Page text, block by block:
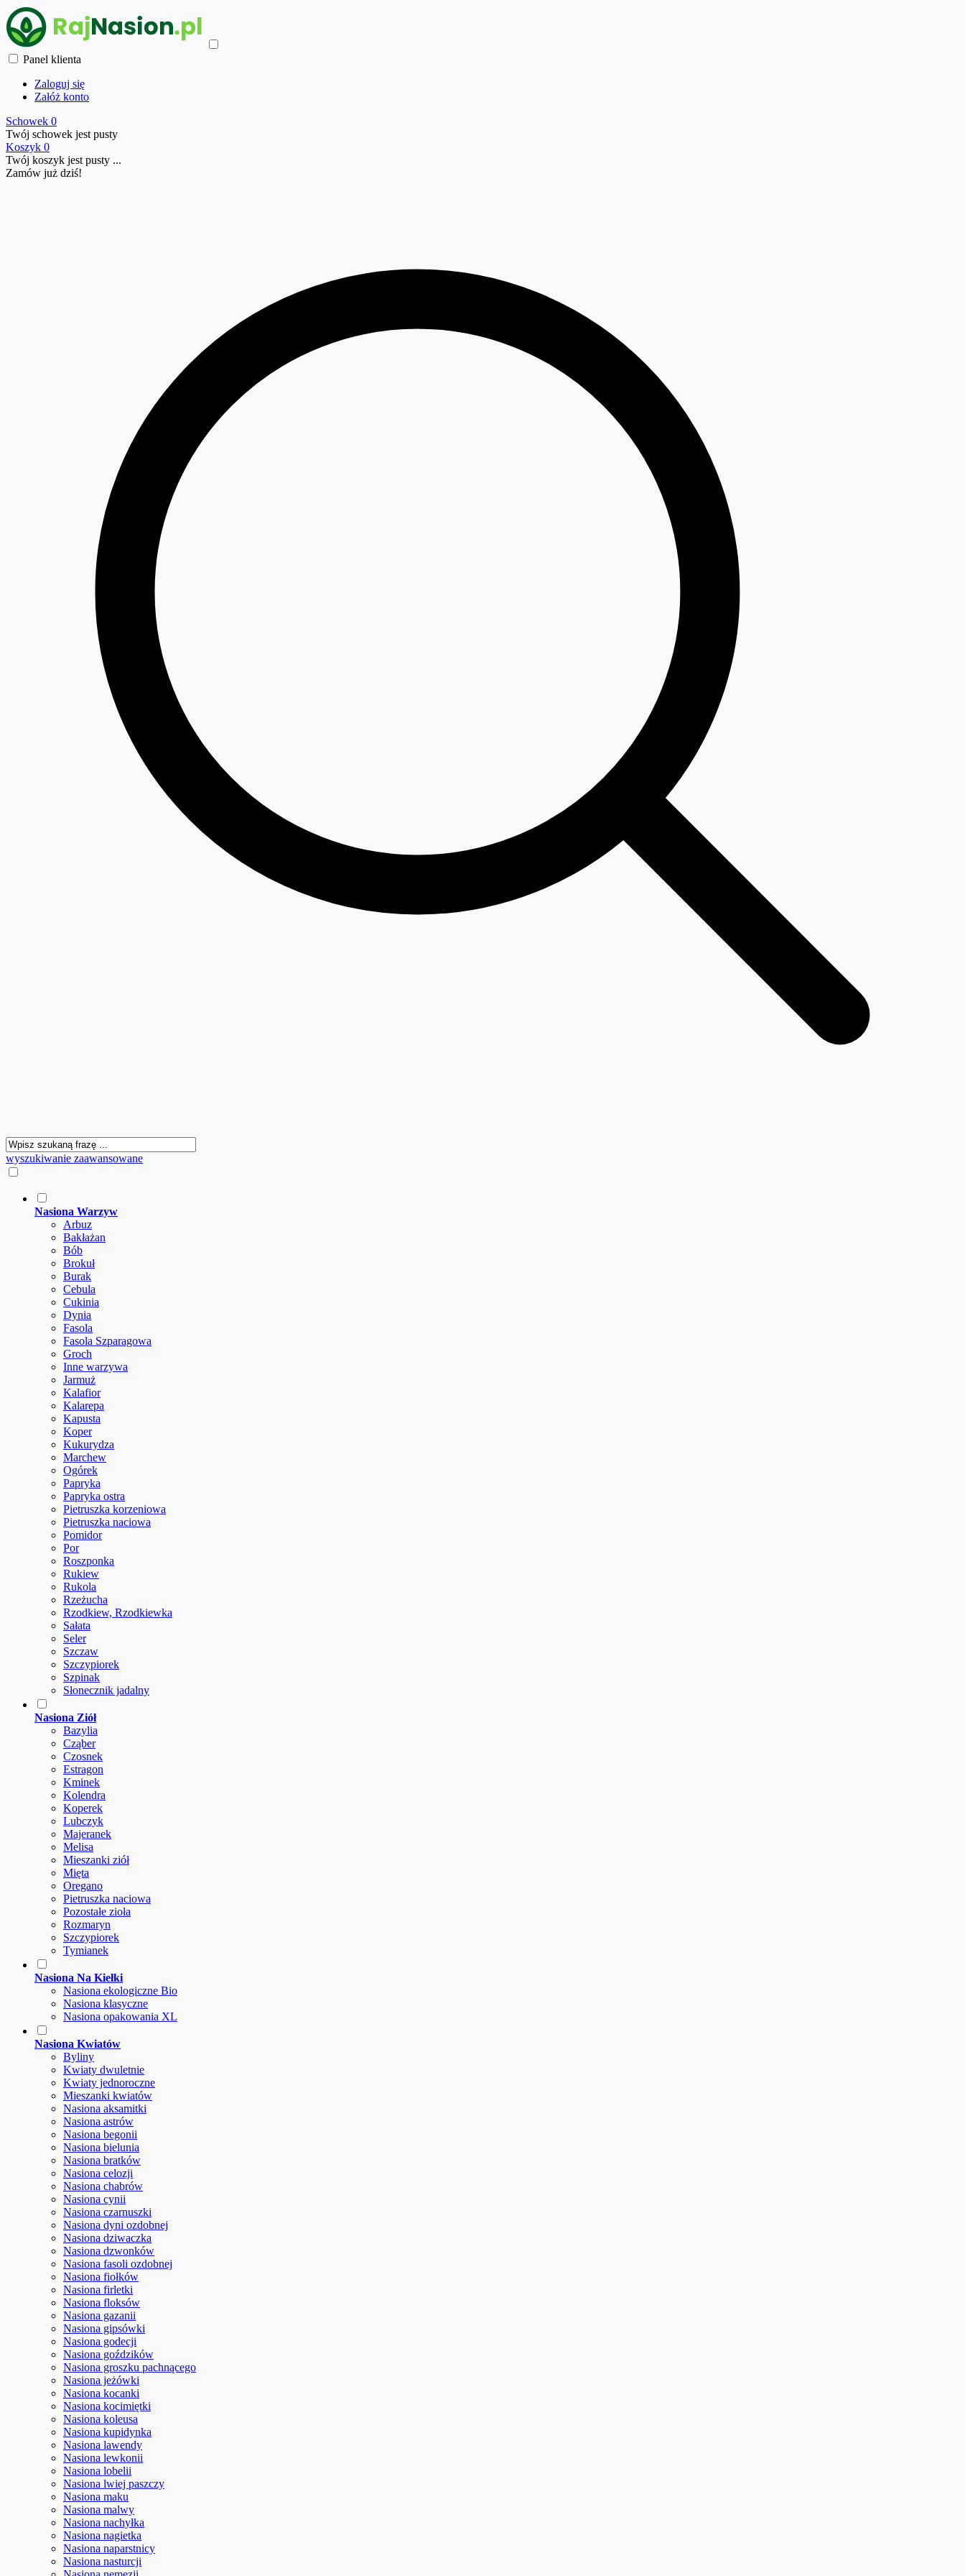
Panel klienta
Zaloguj się
Załóż konto
Schowek 0
Twój schowek jest pusty
Koszyk 0
Twój koszyk jest pusty ...
Zamów już dziś!
wyszukiwanie zaawansowane
Nasiona Warzyw
Arbuz
Bakłażan
Bób
Brokuł
Burak
Cebula
Cukinia
Dynia
Fasola
Fasola Szparagowa
Groch
Inne warzywa
Jarmuż
Kalafior
Kalarepa
Kapusta
Koper
Kukurydza
Marchew
Ogórek
Papryka
Papryka ostra
Pietruszka korzeniowa
Pietruszka naciowa
Pomidor
Por
Roszponka
Rukiew
Rukola
Rzeżucha
Rzodkiew, Rzodkiewka
Sałata
Seler
Szczaw
Szczypiorek
Szpinak
Słonecznik jadalny
Nasiona Ziół
Bazylia
Cząber
Czosnek
Estragon
Kminek
Kolendra
Koperek
Lubczyk
Majeranek
Melisa
Mieszanki ziół
Mięta
Oregano
Pietruszka naciowa
Pozostałe zioła
Rozmaryn
Szczypiorek
Tymianek
Nasiona Na Kiełki
Nasiona ekologiczne Bio
Nasiona klasyczne
Nasiona opakowania XL
Nasiona Kwiatów
Byliny
Kwiaty dwuletnie
Kwiaty jednoroczne
Mieszanki kwiatów
Nasiona aksamitki
Nasiona astrów
Nasiona begonii
Nasiona bielunia
Nasiona bratków
Nasiona celozji
Nasiona chabrów
Nasiona cynii
Nasiona czarnuszki
Nasiona dyni ozdobnej
Nasiona dziwaczka
Nasiona dzwonków
Nasiona fasoli ozdobnej
Nasiona fiołków
Nasiona firletki
Nasiona floksów
Nasiona gazanii
Nasiona gipsówki
Nasiona godecji
Nasiona goździków
Nasiona groszku pachnącego
Nasiona jeżówki
Nasiona kocanki
Nasiona kocimiętki
Nasiona koleusa
Nasiona kupidynka
Nasiona lawendy
Nasiona lewkonii
Nasiona lobelii
Nasiona lwiej paszczy
Nasiona maku
Nasiona malwy
Nasiona nachyłka
Nasiona nagietka
Nasiona naparstnicy
Nasiona nasturcji